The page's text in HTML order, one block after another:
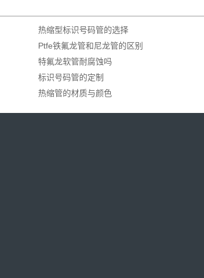
热缩型标识号码管的选择
Ptfe铁氟龙管和尼龙管的区别
特氟龙软管耐腐蚀吗
标识号码管的定制
热缩管的材质与颜色